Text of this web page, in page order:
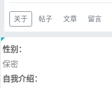
关于 帖子 文章 留言
性别：
保密
自我介绍：